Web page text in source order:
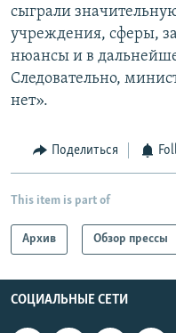
сыграли
учреждения, сферы,
нюансы и в
Следовательно,
нет».
Поделиться
This item is part of
Архив Обзор прессы
СОЦИАЛЬНЫЕ СЕТИ